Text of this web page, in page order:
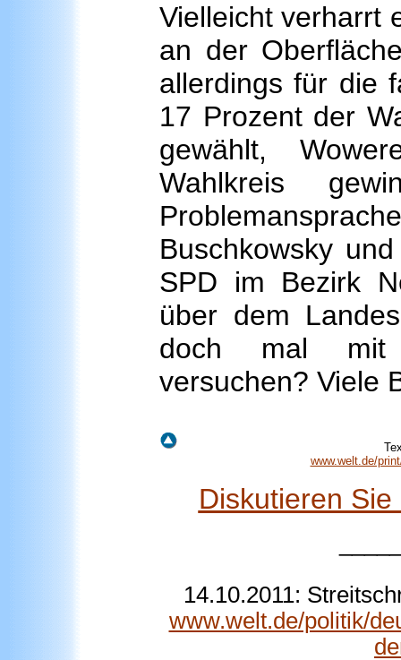
Vielleicht verharrt
an der
allerdings für die
17 Prozent der
gewählt,
Wahlkreis
Buschkowsky
SPD im Bezirk
über dem
doch mal mit
versuchen? Viele
www.welt.de/
Diskutieren
14.10.2011:
www.welt.de/politik/